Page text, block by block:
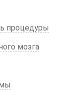
процедуры
мозга